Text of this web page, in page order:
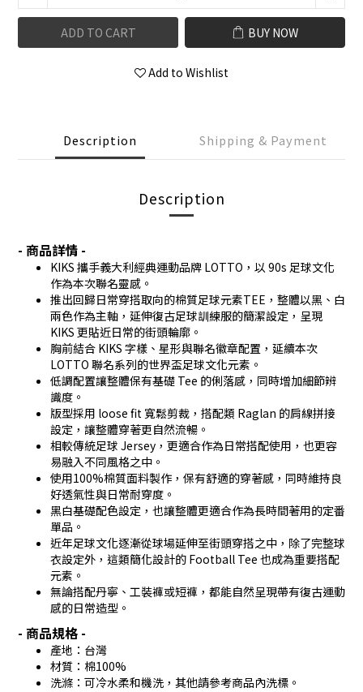
ADD TO CART BUY NOW
Add to Wishlist
Description Shipping & Payment
Description
- 商品詳情 -
KIKS 攜手義大利經典運動品牌 LOTTO，以 90s 足球文化
作為本次聯名靈感。
推出回歸日常穿搭取向的棉質足球元素TEE，整體以黑、白
兩色作為主軸，延伸復古足球訓練服的簡潔設定，呈現
KIKS 更貼近日常的街頭輪廓。
胸前結合 KIKS 字樣、星形與聯名徽章配置，延續本次
LOTTO 聯名系列的世界盃足球文化元素。
低調配置讓整體保有基礎 Tee 的俐落感，同時增加細節辨
識度。
版型採用 loose fit 寬鬆剪裁，搭配類 Raglan 的肩線拼接
設定，讓整體穿著更自然流暢。
相較傳統足球 Jersey，更適合作為日常搭配使用，也更容
易融入不同風格之中。
使用100%棉質面料製作，保有舒適的穿著感，同時維持良
好透氣性與日常耐穿度。
黑白基礎配色設定，也讓整體更適合作為長時間著用的定番
單品。
近年足球文化逐漸從球場延伸至街頭穿搭之中，除了完整球
衣設定外，這類簡化設計的 Football Tee 也成為重要搭配
元素。
無論搭配丹寧、工裝褲或短褲，都能自然呈現帶有復古運動
感的日常造型。
- 商品規格 -
產地：台灣
材質：棉100%
洗滌：可冷水柔和機洗，其他請參考商品內洗標。